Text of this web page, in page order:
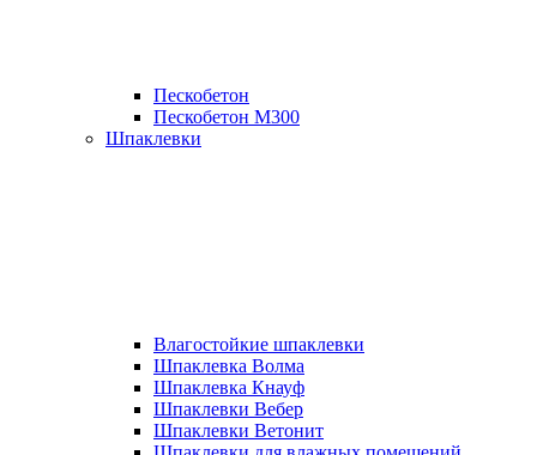
Пескобетон
Пескобетон М300
Шпаклевки
Влагостойкие шпаклевки
Шпаклевка Волма
Шпаклевка Кнауф
Шпаклевки Вебер
Шпаклевки Ветонит